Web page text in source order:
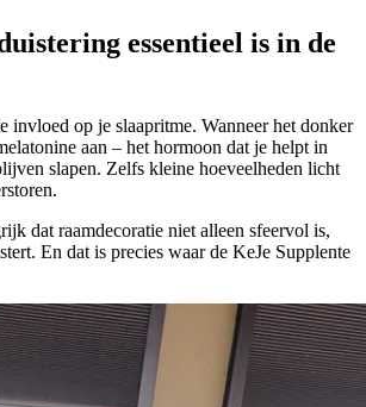
essentieel is in de
invloed op je slaapritme. Wanneer het donker
aan – het hormoon dat je helpt in
slapen. Zelfs kleine hoeveelheden licht
dat raamdecoratie niet alleen sfeervol is,
En dat is precies waar de KeJe Supplente